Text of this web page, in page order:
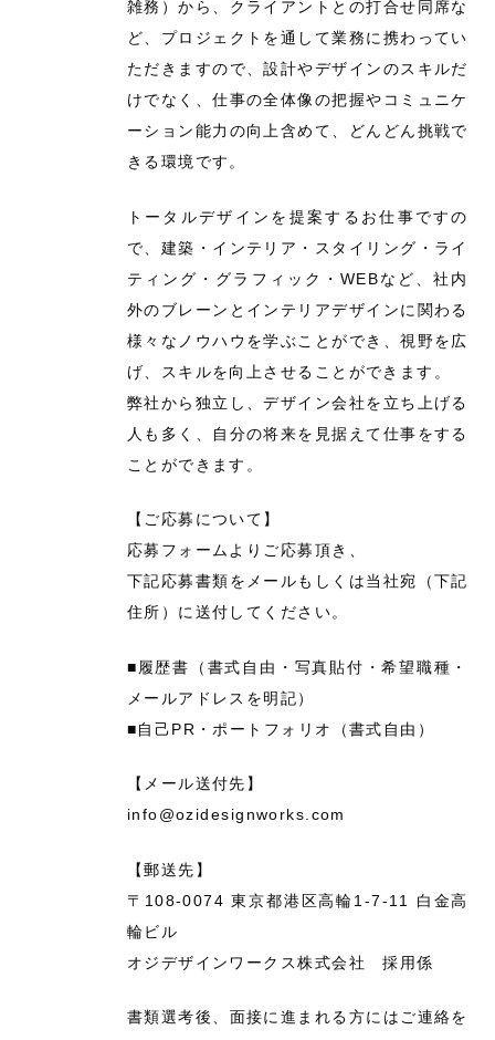
雑務）から、クライアントとの打合せ同席な
ど、プロジェクトを通して業務に携わってい
ただきますので、設計やデザインのスキルだ
けでなく、仕事の全体像の把握やコミュニケ
ーション能力の向上含めて、どんどん挑戦で
きる環境です。
トータルデザインを提案するお仕事ですの
で、建築・インテリア・スタイリング・ライ
ティング・グラフィック・WEBなど、社内
外のブレーンとインテリアデザインに関わる
様々なノウハウを学ぶことができ、視野を広
げ、スキルを向上させることができます。
弊社から独立し、デザイン会社を立ち上げる
人も多く、自分の将来を見据えて仕事をする
ことができます。
【ご応募について】
応募フォームよりご応募頂き、
下記応募書類をメールもしくは当社宛（下記
住所）に送付してください。
■履歴書（書式自由・写真貼付・希望職種・
メールアドレスを明記）
■自己PR・ポートフォリオ（書式自由）
【メール送付先】
info@ozidesignworks.com
【郵送先】
〒108-0074 東京都港区高輪1-7-11 白金高
輪ビル
オジデザインワークス株式会社 採用係
書類選考後、面接に進まれる方にはご連絡を